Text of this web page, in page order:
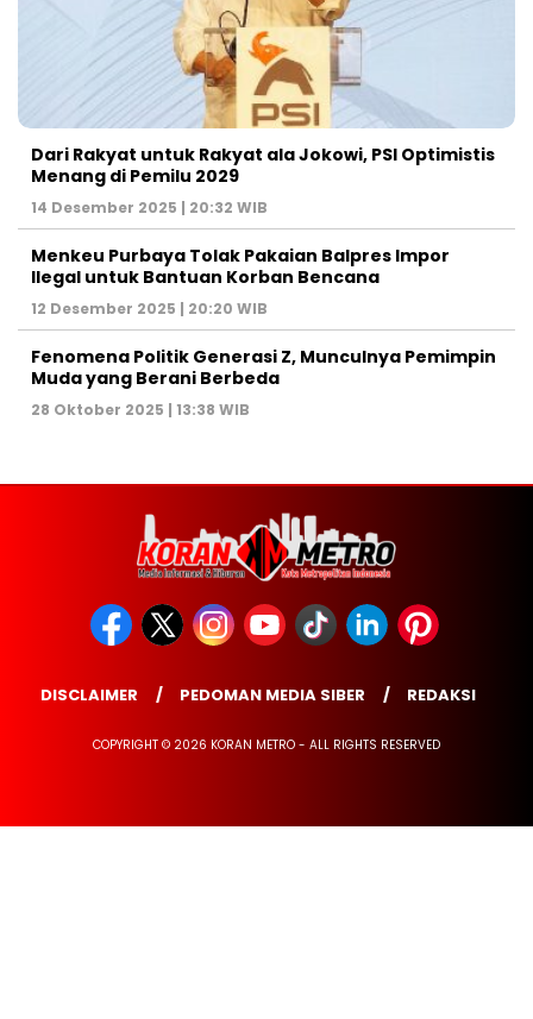
Dari Rakyat untuk Rakyat ala Jokowi, PSI Optimistis
Menang di Pemilu 2029
14 Desember 2025 | 20:32 WIB
Menkeu Purbaya Tolak Pakaian Balpres Impor
Ilegal untuk Bantuan Korban Bencana
12 Desember 2025 | 20:20 WIB
Fenomena Politik Generasi Z, Munculnya Pemimpin
Muda yang Berani Berbeda
28 Oktober 2025 | 13:38 WIB
DISCLAIMER PEDOMAN MEDIA SIBER REDAKSI
COPYRIGHT © 2026 KORAN METRO - ALL RIGHTS RESERVED